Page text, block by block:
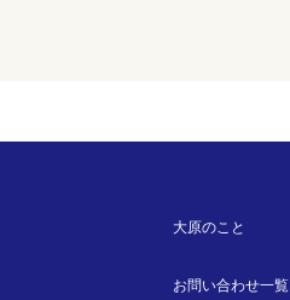
大原のこと
お問い合わせ一覧